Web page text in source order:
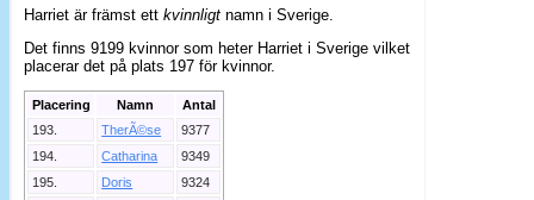
Harriet är främst ettkvinnligt namn i Sverige.
Det finns 9199 kvinnor som heter Harriet i Sverige vilket
placerar det på plats 197 för kvinnor.
Placering Namn
Antal
193.
TherÃ©se
9377
194.
Catharina
9349
195.
Doris
9324